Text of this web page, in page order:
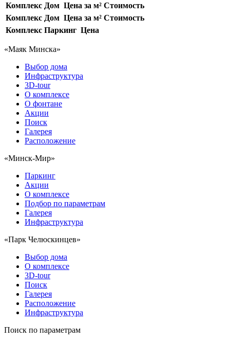
Комплекс Дом Цена за м² Стоимость
Комплекс Дом Цена за м² Стоимость
Комплекс Паркинг Цена
«Маяк Минска»
Выбор дома
Инфраструктура
3D-tour
О комплексе
О фонтане
Акции
Поиск
Галерея
Расположение
«Минск-Мир»
Паркинг
Акции
О комплексе
Подбор по параметрам
Галерея
Инфраструктура
«Парк Челюскинцев»
Выбор дома
О комплексе
3D-tour
Поиск
Галерея
Расположение
Инфраструктура
Поиск по параметрам